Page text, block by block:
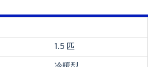
1.5 匹